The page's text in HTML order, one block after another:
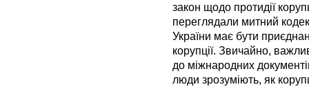
закон щодо протидії
переглядали митний
України має бути
корупції. Звичайно,
до міжнародних
люди зрозуміють, як